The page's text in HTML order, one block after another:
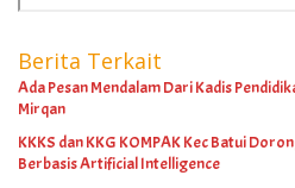
Berita Terkait
Ada Pesan Mendalam Dari Kadis
Mirqan
KKKS dan KKG KOMPAK Kec Batui
Berbasis Artificial Intelligence